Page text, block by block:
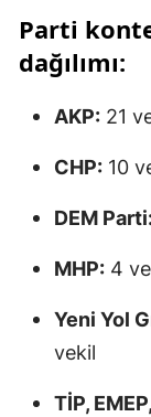
Parti
dağılımı:
AKP: 21
CHP: 10
DEM
MHP: 4
Yeni Yol
vekil
TİP,